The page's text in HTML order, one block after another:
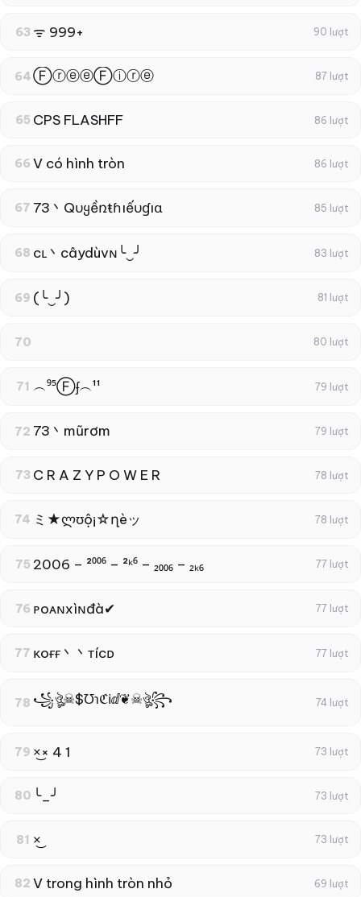
63 ᯤ 999+ 90 lượt
64ⒻⓡⓔⓔⒻⓘⓡⓔ 87 lượt
65 CPS FLASHFF 86 lượt
66 V có hình tròn 86 lượt
67 73丶Qυყềռŧɦıếυɠıɑ 85 lượt
68 cʟ丶câydùvɴ╰‿╯ 83 lượt
69 (╰‿╯) 81 lượt
70 80 lượt
71 ︵⁹⁵Ⓕʄ︵¹¹ 79 lượt
72 73丶mũrơm 79 lượt
73 C R A Z Y P O W E R 78 lượt
74 ミ★ლʊộ¡☆ղèッ 78 lượt
75 2006 – ²⁰⁰⁶ – ²ᵏ⁶ – ₂₀₀₆ – ₂ₖ₆ 77 lượt
76 ᴘoᴀɴxìɴđà✔ 77 lượt
77 κoғғ丶丶тícᴅ 77 lượt
78 ꧁ঔৣ☠︎$℧℩ℭℹ︎ⅆ❦☠︎ঔৣ꧂ 74 lượt
79 ×͜× 4 1 73 lượt
80 ╰_╯ 73 lượt
81 ×͜ 73 lượt
82 V trong hình tròn nhỏ 69 lượt